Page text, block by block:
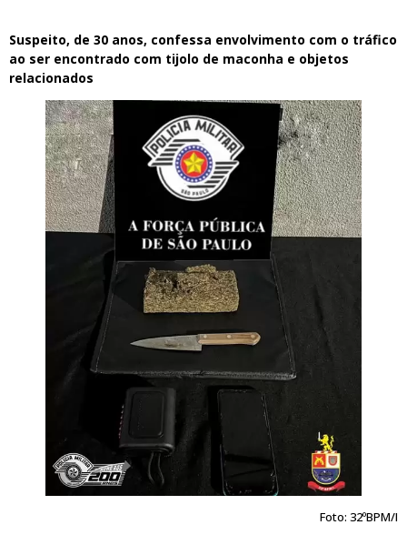
Suspeito, de 30 anos, confessa envolvimento com o tráfico
ao ser encontrado com tijolo de maconha e objetos
relacionados
Foto: 32ºBPM/I